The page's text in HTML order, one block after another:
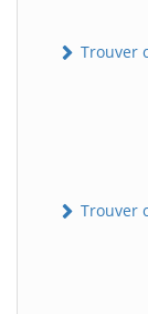
Trouver
Trouver